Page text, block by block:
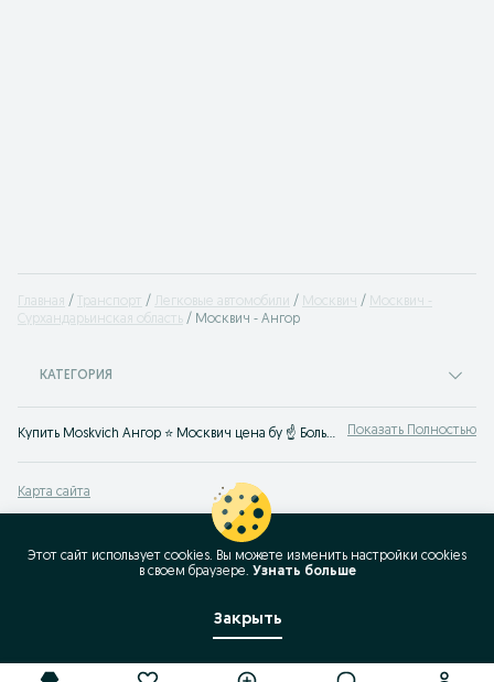
Главная Транспорт Легковые автомобили Москвич
Москвич -
Сурхандарьинская область
Москвич - Ангор
КАТЕГОРИЯ
Купить Moskvich Ангор ⭐ Москвич цена бу ☝ Большой выбор автомобилей по выгодным ценам на OLX.uz Показать Полностью
Карта сайта
Карта бизнес-страницы
Популярные запросы
Этот сайт использует cookies. Вы можете изменить настройки cookies
в своeм браузере. Узнать больше
Закрыть